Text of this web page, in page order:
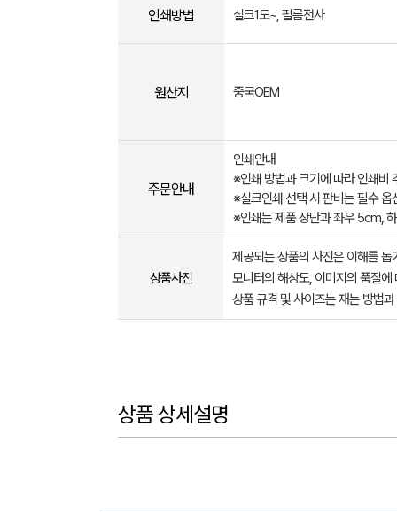
인쇄방법 실크1도~, 필름전사
원산지 중국OEM
주문안내
인쇄안내
※인쇄 방법과 크기에 따라 인쇄비
※실크인쇄 선택 시 판비는 필수 옵
※인쇄는 제품 상단과 좌우 5cm,
상품사진
제공되는 상품의 사진은 이해를
모니터의 해상도, 이미지의 품질
상품 규격 및 사이즈는 재는 방법
상품 상세설명